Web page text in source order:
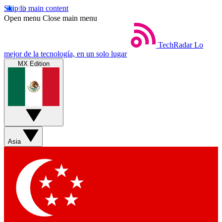
Skip to main content
Open menu Close main menu
TechRadar Lo
mejor de la tecnología, en un solo lugar
MX Edition
Asia